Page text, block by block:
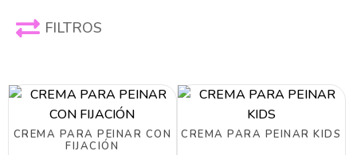
FILTROS
CREMA PARA PEINAR CON
FIJACIÓN
CREMA PARA PEINAR KIDS